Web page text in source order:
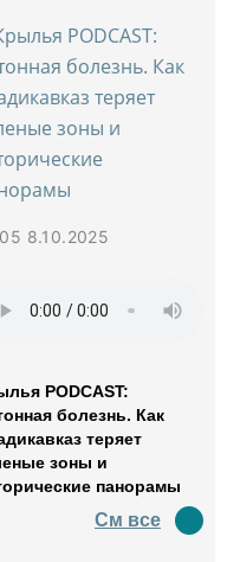
8.10.2025
PODCAST:
болезнь. Как
теряет
зоны и
панорамы
См все